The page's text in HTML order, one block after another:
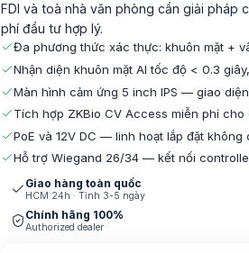
FDI và toà nhà văn phòng cần giải pháp
phí đầu tư hợp lý.
Đa phương thức xác thực: khuôn mặt +
Nhận diện khuôn mặt AI tốc độ < 0.3
Màn hình cảm ứng 5 inch IPS — giao
Tích hợp ZKBio CV Access miễn phí cho
PoE và 12V DC — linh hoạt lắp đặt
Hỗ trợ Wiegand 26/34 — kết nối
Giao hàng toàn quốc
HCM 24h · Tỉnh 3-5 ngày
Chính hãng 100%
Authorized dealer